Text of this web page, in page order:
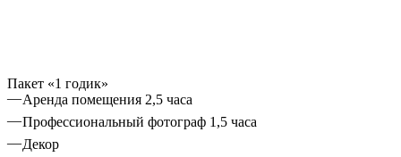
Пакет «1 годик»
Аренда помещения 2,5 часа
Профессиональный фотограф 1,5 часа
Декор